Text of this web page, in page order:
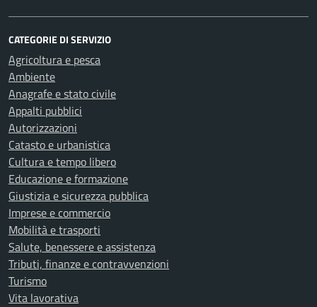
CATEGORIE DI SERVIZIO
Agricoltura e pesca
Ambiente
Anagrafe e stato civile
Appalti pubblici
Autorizzazioni
Catasto e urbanistica
Cultura e tempo libero
Educazione e formazione
Giustizia e sicurezza pubblica
Imprese e commercio
Mobilità e trasporti
Salute, benessere e assistenza
Tributi, finanze e contravvenzioni
Turismo
Vita lavorativa